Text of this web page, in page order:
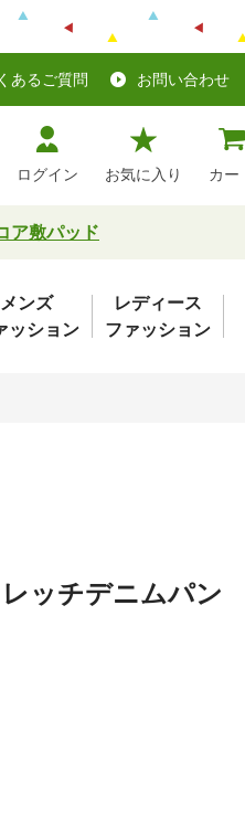
あるご質問 お問い合わせ
ログイン お気に入り カー
ア敷パッド
メンズ
ッション
レディース
ファッション
ッチデニムパン